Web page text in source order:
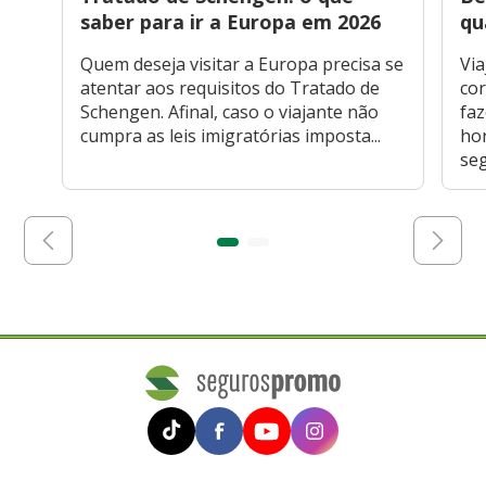
saber para ir a Europa em 2026
Quem deseja visitar a Europa precisa se
atentar aos requisitos do Tratado de
Schengen. Afinal, caso o viajante não
cumpra as leis imigratórias imposta...